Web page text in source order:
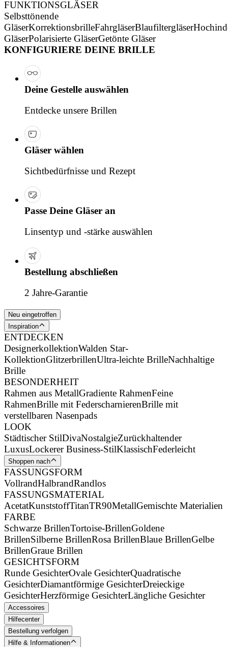
FUNKTIONSGLÄSER
Selbsttönende
GläserKorrektionsbrilleFahrgläserBlaufiltergläser
GläserPolarisierte GläserGetönte Gläser
KONFIGURIERE DEINE BRILLE
Deine Gestelle auswählen
Entdecke unsere Brillen
Gläser wählen
Sichtbedürfnisse und Rezept
Passe Deine Gläser an
Linsentyp und -stärke auswählen
Bestellung abschließen
2 Jahre-Garantie
Neu eingetroffen
Inspiration
ENTDECKEN
DesignerkollektionWalden Star-
KollektionGlitzerbrillenUltra-leichte BrilleNachhaltige
Brille
BESONDERHEIT
Rahmen aus MetallGradiente RahmenFeine
RahmenBrille mit FederscharnierenBrille mit
verstellbaren Nasenpads
LOOK
Städtischer StilDivaNostalgieZurückhaltender
LuxusLockerer Business-StilKlassischFederleicht
Shoppen nach
FASSUNGSFORM
VollrandHalbrandRandlos
FASSUNGSMATERIAL
AcetatKunststoffTitanTR90MetallGemischte Materialien
FARBE
Schwarze BrillenTortoise-BrillenGoldene
BrillenSilberne BrillenRosa BrillenBlaue BrillenGelbe
BrillenGraue Brillen
GESICHTSFORM
Runde GesichterOvale GesichterQuadratische
GesichterDiamantförmige GesichterDreieckige
GesichterHerzförmige GesichterLängliche Gesichter
Accessoires
Hilfecenter
Bestellung verfolgen
Hilfe & Informationen